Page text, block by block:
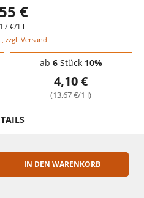
€
€/1 l
zzgl. Versand
ab 6Stück 10%
4,10 €
(13,67 €/1 l)
IN DEN WARENKORB